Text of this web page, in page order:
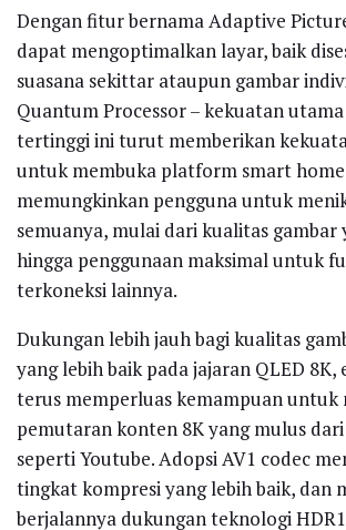
Dengan fitur bernama Adaptive
dapat mengoptimalkan layar, baik
suasana sekittar ataupun gambar
Quantum Processor – kekuatan
tertinggi ini turut memberikan
untuk membuka platform smart
memungkinkan pengguna untuk
semuanya, mulai dari kualitas gambar
hingga penggunaan maksimal untuk
terkoneksi lainnya.
Dukungan lebih jauh bagi kualitas
yang lebih baik pada jajaran QLED 8K,
terus memperluas kemampuan untuk
pemutaran konten 8K yang mulus
seperti Youtube. Adopsi AV1 codec
tingkat kompresi yang lebih baik, dan
berjalannya dukungan teknologi